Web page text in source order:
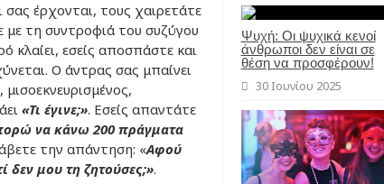
Ψυχή: Οι ψυχικά κενοί
άνθρωποι δεν είναι σε
θέση να προσφέρουν!
30 Ιουνίου 2025
έρχονται, τους χαιρετάτε
με τη συντροφιά του συζύγου
κλαίει, εσείς αποσπάστε και
Ο άντρας σας μπαίνει
μισοεκνευρισμένος,
«Τι έγινε;». Εσείς απαντάτε
να κάνω 200 πράγματα
την απάντηση: «Αφού
δεν μου τη ζητούσες;».